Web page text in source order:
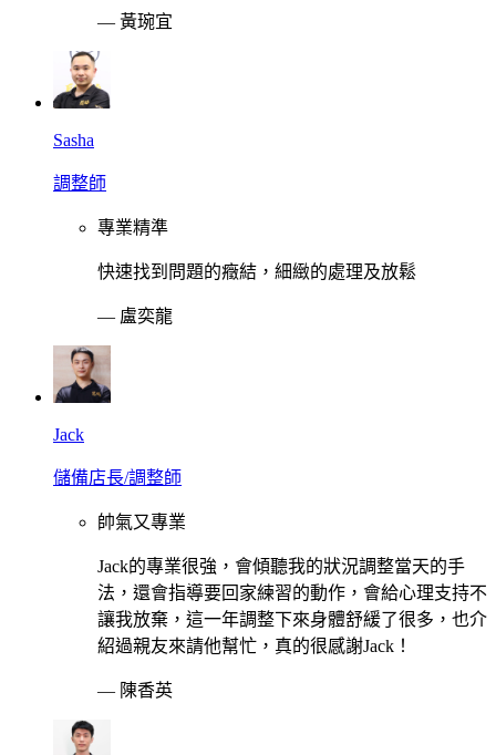
— 黃琬宜
Sasha
調整師
專業精準
快速找到問題的癥結，細緻的處理及放鬆
— 盧奕龍
Jack
儲備店長/調整師
帥氣又專業
Jack的專業很強，會傾聽我的狀況調整當天的手
法，還會指導要回家練習的動作，會給心理支持不
讓我放棄，這一年調整下來身體舒緩了很多，也介
紹過親友來請他幫忙，真的很感謝Jack！
— 陳香英